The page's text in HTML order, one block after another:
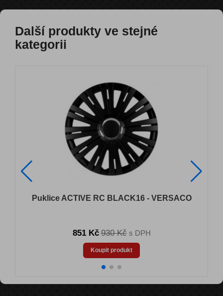
Další produkty ve stejné
kategorii
Puklice ACTIVE RC BLACK16 - VERSACO
851 Kč 930 Kčs DPH
Koupit produkt